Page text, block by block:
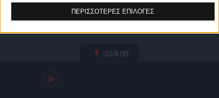
κουμπί "Απορρήτου" στο κάτω μέρος της ιστοσελίδας.
ΠΕΡΙΣΣΟΤΕΡΕΣ ΕΠΙΛΟΓΕΣ
LISTEN LIVE